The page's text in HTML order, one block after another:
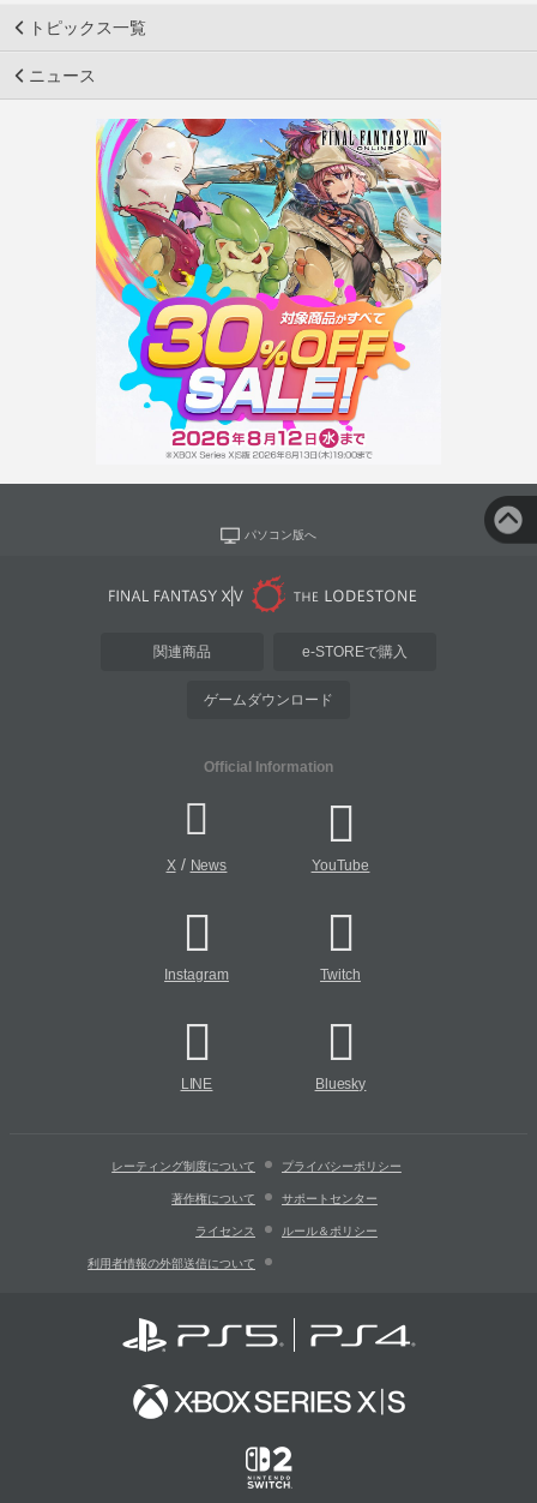
トピックス一覧
ニュース
パソコン版へ
関連商品 e-STOREで購入
ゲームダウンロード
Official Information
X/ News YouTube
Instagram Twitch
LINE Bluesky
レーティング制度について プライバシーポリシー
著作権について サポートセンター
ライセンス ルール＆ポリシー
利用者情報の外部送信について